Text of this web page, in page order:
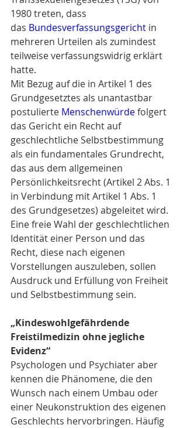
1980 treten, dass
das Bundesverfassungsgericht in
mehreren Urteilen als zumindest
teilweise verfassungswidrig erklärt
hatte.
Mit Bezug auf die in Artikel 1 des
Grundgesetztes als unantastbar
postulierte Menschenwürde folgert
das Gericht ein Recht auf
geschlechtliche Selbstbestimmung
als ein fundamentales Grundrecht,
das aus dem allgemeinen
Persönlichkeitsrecht (Artikel 2 Abs. 1
in Verbindung mit Artikel 1 Abs. 1
des Grundgesetzes) abgeleitet wird.
Eine freie Wahl der geschlechtlichen
Identität einer Person und das
Recht, diese nach eigenen
Vorstellungen auszuleben, sollen
Ausdruck und Erfüllung von Freiheit
und Selbstbestimmung sein.
„Kindeswohlgefährdende
Freistilmedizin ohne jegliche
Evidenz“
Psychologen und Psychiater aber
kennen die Phänomene, die den
Wunsch nach einem Umbau oder
einer Neukonstruktion des eigenen
Geschlechts hervorbringen. Häufig